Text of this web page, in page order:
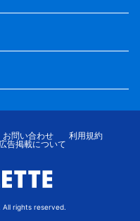
お問い合わせ
利用規約
広告掲載について
rights reserved.